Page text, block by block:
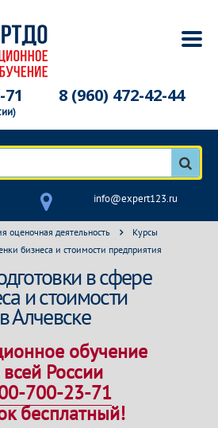
8 (960) 472-42-44
info@expert123.ru
оценочная деятельность
Курсы
бизнеса и стоимости предприятия
в сфере
и стоимости
Алчевске
обучение
России
700-23-71
бесплатный!